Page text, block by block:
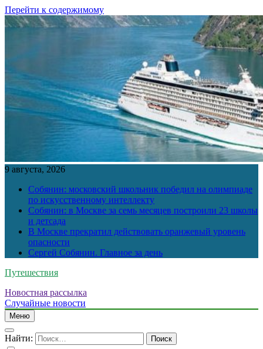
Перейти к содержимому
9 августа, 2026
Собянин: московский школьник победил на олимпиаде
по искусственному интеллекту
Собянин: в Москве за семь месяцев построили 23 школы
и детсада
В Москве прекратил действовать оранжевый уровень
опасности
Сергей Собянин. Главное за день
Путешествия
Новостная рассылка
Случайные новости
Меню
Найти: